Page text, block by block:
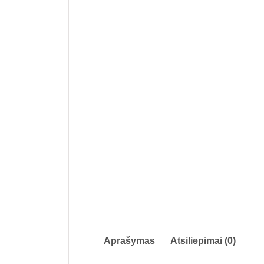
Aprašymas Atsiliepimai (0)